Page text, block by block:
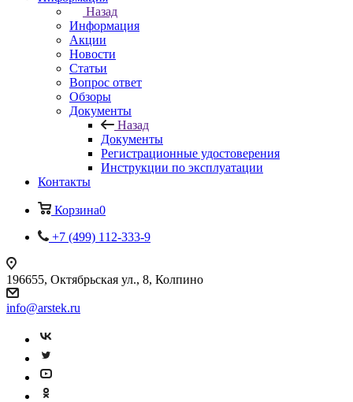
Назад
Информация
Акции
Новости
Статьи
Вопрос ответ
Обзоры
Документы
Назад
Документы
Регистрационные удостоверения
Инструкции по эксплуатации
Контакты
Корзина0
+7 (499) 112-333-9
196655, Октябрьская ул., 8, Колпино
info@arstek.ru